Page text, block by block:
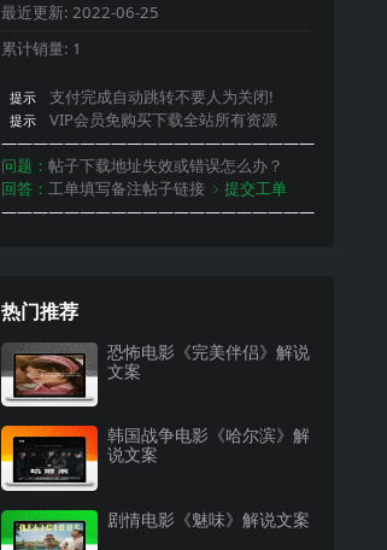
最近更新: 2022-06-25
累计销量: 1
提示 支付完成自动跳转不要人为关闭!
提示
VIP会员免购买下载全站所有资源
————————————————————
问题： 帖子下载地址失效或错误怎么办？
回答： 工单填写备注帖子链接 ﹥提交工单
————————————————————
热门推荐
恐怖电影《完美伴侣》解说
文案
韩国战争电影《哈尔滨》解
说文案
剧情电影《魅味》解说文案